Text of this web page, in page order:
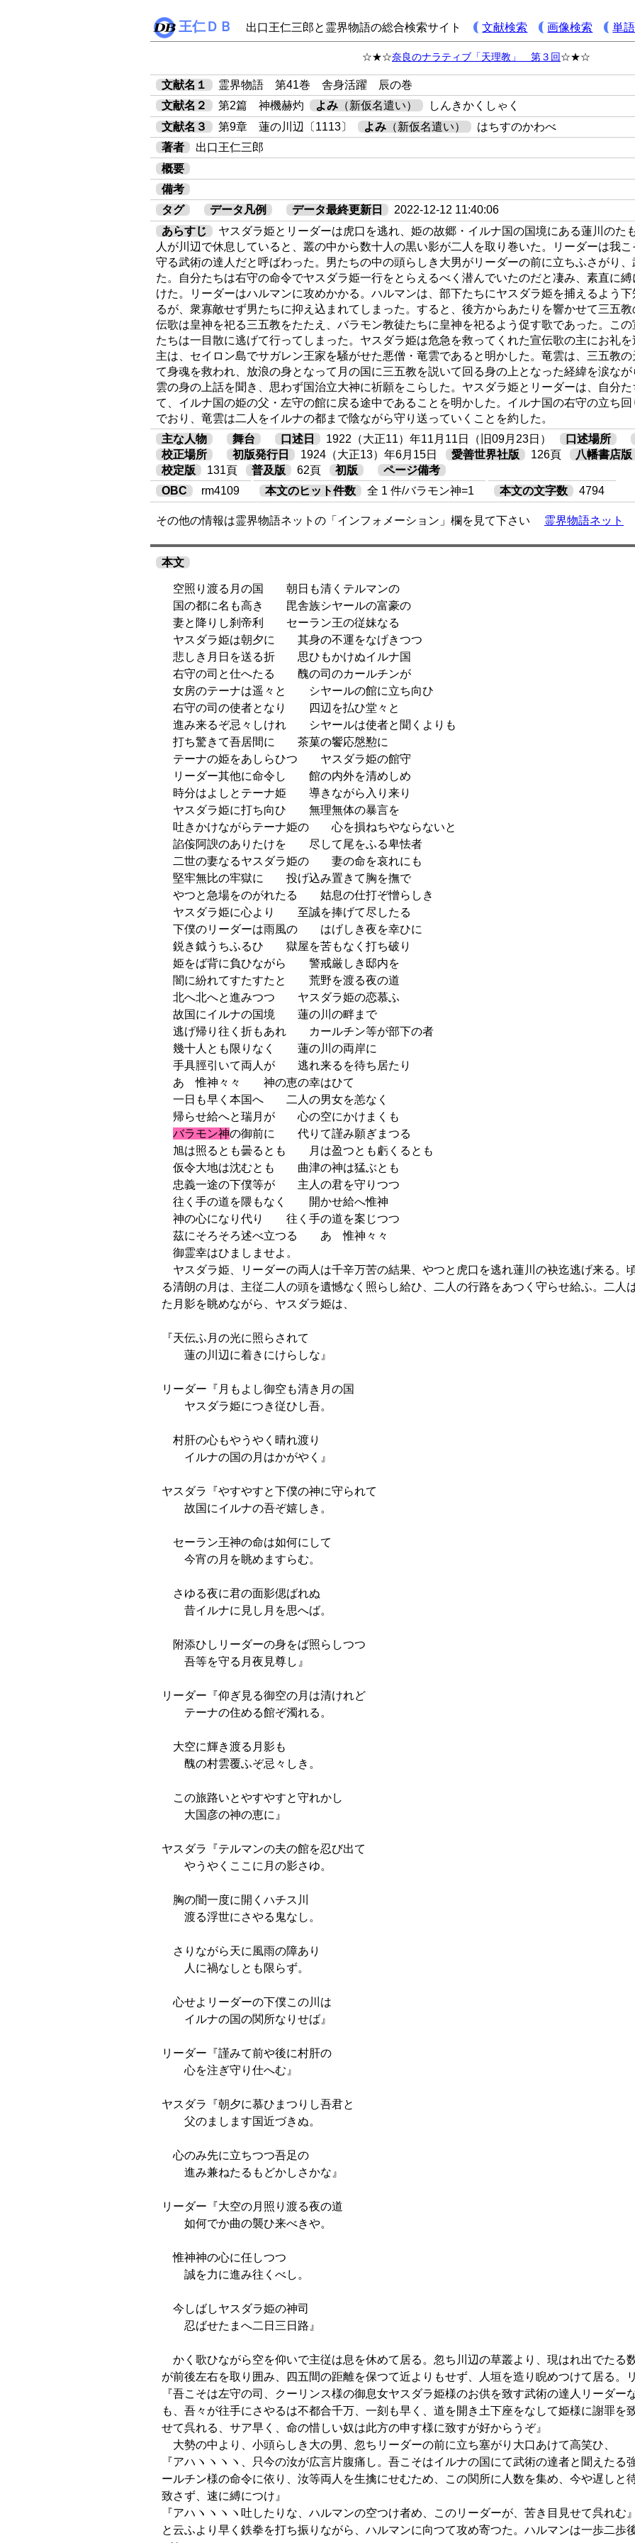
王仁ＤＢ 出口王仁三郎と霊界物語の総合検索サイト 文献検索 画像検索 単
☆★☆奈良のナラティブ「天理教」 第３回☆★☆
文献名１
霊界物語 第41巻 舎身活躍 辰の巻
文献名２
第2篇 神機赫灼 よみ （新仮名遣い）
しんきかくしゃく
文献名３
第9章 蓮の川辺〔1113〕 よみ （新仮名遣い）
はちすのかわべ
著者
出口王仁三郎
概要
備考
タグ
データ凡例 データ最終更新日
2022-12-12 11:40:06
あらすじ
ヤスダラ姫とリーダーは虎口を逃れ、姫の故郷・イルナ国の国境にある蓮川のた
人が川辺で休息していると、叢の中から数十人の黒い影が二人を取り巻いた。リーダーは我
守る武術の達人だと呼ばわった。男たちの中の頭らしき大男がリーダーの前に立ちふさがり
た。自分たちは右守の命令でヤスダラ姫一行をとらえるべく潜んでいたのだと凄み、素直に
けた。リーダーはハルマンに攻めかかる。ハルマンは、部下たちにヤスダラ姫を捕えるよう
るが、衆寡敵せず男たちに抑え込まれてしまった。すると、後方からあたりを響かせて三五
伝歌は皇神を祀る三五教をたたえ、バラモン教徒たちに皇神を祀るよう促す歌であった。こ
たちは一目散に逃げて行ってしまった。ヤスダラ姫は危急を救ってくれた宣伝歌の主にお礼
主は、セイロン島でサガレン王家を騒がせた悪僧・竜雲であると明かした。竜雲は、三五教
て身魂を救われ、放浪の身となって月の国に三五教を説いて回る身の上となった経緯を涙な
雲の身の上話を聞き、思わず国治立大神に祈願をこらした。ヤスダラ姫とリーダーは、自分
て、イルナ国の姫の父・左守の館に戻る途中であることを明かした。イルナ国の右守の立ち
でおり、竜雲は二人をイルナの都まで陰ながら守り送っていくことを約した。
主な人物
舞台 口述日 1922（大正11）年11月11日（旧09月23日） 口述場所
校正場所
初版発行日 1924（大正13）年6月15日 愛善世界社版 126頁 八幡書店版
校定版
131頁 普及版 62頁 初版
ページ備考
OBC
rm4109 本文のヒット件数 全 1 件/バラモン神=1 本文の文字数 4794
その他の情報は霊界物語ネットの「インフォメーション」欄を見て下さい 霊界物語ネット
本文
空照り渡る月の国 朝日も清くテルマンの
国の都に名も高き 毘舎族シヤールの富豪の
妻と降りし刹帝利 セーラン王の従妹なる
ヤスダラ姫は朝夕に 其身の不運をなげきつつ
悲しき月日を送る折 思ひもかけぬイルナ国
右守の司と仕へたる 醜の司のカールチンが
女房のテーナは遥々と シヤールの館に立ち向ひ
右守の司の使者となり 四辺を払ひ堂々と
進み来るぞ忌々しけれ シヤールは使者と聞くよりも
打ち驚きて吾居間に 茶菓の饗応慇懃に
テーナの姫をあしらひつ ヤスダラ姫の館守
リーダー其他に命令し 館の内外を清めしめ
時分はよしとテーナ姫 導きながら入り来り
ヤスダラ姫に打ち向ひ 無理無体の暴言を
吐きかけながらテーナ姫の 心を損ねちやならないと
諂侫阿諛のありたけを 尽して尾をふる卑怯者
二世の妻なるヤスダラ姫の 妻の命を哀れにも
堅牢無比の牢獄に 投げ込み置きて胸を撫で
やつと急場をのがれたる 姑息の仕打ぞ憎らしき
ヤスダラ姫に心より 至誠を捧げて尽したる
下僕のリーダーは雨風の はげしき夜を幸ひに
鋭き鉞うちふるひ 獄屋を苦もなく打ち破り
姫をば背に負ひながら 警戒厳しき邸内を
闇に紛れてすたすたと 荒野を渡る夜の道
北へ北へと進みつつ ヤスダラ姫の恋慕ふ
故国にイルナの国境 蓮の川の畔まで
逃げ帰り往く折もあれ カールチン等が部下の者
幾十人とも限りなく 蓮の川の両岸に
手具脛引いて両人が 逃れ来るを待ち居たり
あゝ惟神々々 神の恵の幸はひて
一日も早く本国へ 二人の男女を恙なく
帰らせ給へと瑞月が 心の空にかけまくも
バラモン神の御前に 代りて謹み願ぎまつる
旭は照るとも曇るとも 月は盈つとも虧くるとも
仮令大地は沈むとも 曲津の神は猛ぶとも
忠義一途の下僕等が 主人の君を守りつつ
往く手の道を隈もなく 開かせ給へ惟神
神の心になり代り 往く手の道を案じつつ
茲にそろそろ述べ立つる あゝ惟神々々
御霊幸はひましませよ。
ヤスダラ姫、リーダーの両人は千辛万苦の結果、やつと虎口を逃れ蓮川の袂迄逃げ来る。
る清朗の月は、主従二人の頭を遺憾なく照らし給ひ、二人の行路をあつく守らせ給ふ。二人
た月影を眺めながら、ヤスダラ姫は、
『天伝ふ月の光に照らされて
蓮の川辺に着きにけらしな』
リーダー『月もよし御空も清き月の国
ヤスダラ姫につき従ひし吾。
村肝の心もやうやく晴れ渡り
イルナの国の月はかがやく』
ヤスダラ『やすやすと下僕の神に守られて
故国にイルナの吾ぞ嬉しき。
セーラン王神の命は如何にして
今宵の月を眺めますらむ。
さゆる夜に君の面影偲ばれぬ
昔イルナに見し月を思へば。
附添ひしリーダーの身をば照らしつつ
吾等を守る月夜見尊し』
リーダー『仰ぎ見る御空の月は清けれど
テーナの住める館ぞ濁れる。
大空に輝き渡る月影も
醜の村雲覆ふぞ忌々しき。
この旅路いとやすやすと守れかし
大国彦の神の恵に』
ヤスダラ『テルマンの夫の館を忍び出て
やうやくここに月の影さゆ。
胸の闇一度に開くハチス川
渡る浮世にさやる鬼なし。
さりながら天に風雨の障あり
人に禍なしとも限らず。
心せよリーダーの下僕この川は
イルナの国の関所なりせば』
リーダー『謹みて前や後に村肝の
心を注ぎ守り仕へむ』
ヤスダラ『朝夕に慕ひまつりし吾君と
父のまします国近づきぬ。
心のみ先に立ちつつ吾足の
進み兼ねたるもどかしさかな』
リーダー『大空の月照り渡る夜の道
如何でか曲の襲ひ来べきや。
惟神神の心に任しつつ
誠を力に進み往くべし。
今しばしヤスダラ姫の神司
忍ばせたまへ二日三日路』
かく歌ひながら空を仰いで主従は息を休めて居る。忽ち川辺の草叢より、現はれ出でたる
が前後左右を取り囲み、四五間の距離を保つて近よりもせず、人垣を造り睨めつけて居る。
『吾こそは左守の司、クーリンス様の御息女ヤスダラ姫様のお供を致す武術の達人リーダー
も、吾々が往手にさやるは不都合千万、一刻も早く、道を開き土下座をなして姫様に謝罪を
せて呉れる、サア早く、命の惜しい奴は此方の申す様に致すが好からうぞ』
大勢の中より、小頭らしき大の男、忽ちリーダーの前に立ち塞がり大口あけて高笑ひ、
『アハヽヽヽヽ、只今の汝が広言片腹痛し。吾こそはイルナの国にて武術の達者と聞えたる
ールチン様の命令に依り、汝等両人を生擒にせむため、この関所に人数を集め、今や遅しと
致さず、速に縛につけ』
『アハヽヽヽヽ吐したりな、ハルマンの空つけ者め、このリーダーが、苦き目見せて呉れむ』
と云ふより早く鉄拳を打ち振りながら、ハルマンに向つて攻め寄つた。ハルマンは一歩二歩